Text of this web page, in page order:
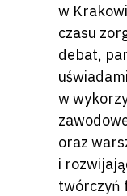
w
czasu
debat,
w
oraz
i
twórczyń